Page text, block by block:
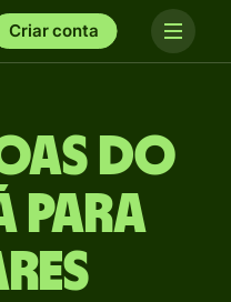
Criar conta
do
para